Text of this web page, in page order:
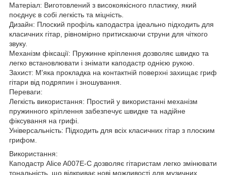
Матеріал: Виготовлений з високоякісного пластику, який
поєднує в собі легкість та міцність.
Дизайн: Плоский профіль каподастра ідеально підходить для
класичних гітар, рівномірно притискаючи струни для чіткого
звуку.
Механізм фіксації: Пружинне кріплення дозволяє швидко та
легко встановлювати і знімати каподастр однією рукою.
Захист: М'яка прокладка на контактній поверхні захищає гриф
гітари від подряпин і зношування.
Переваги:
Легкість використання: Простий у використанні механізм
пружинного кріплення забезпечує швидке та надійне
фіксування на грифі.
Універсальність: Підходить для всіх класичних гітар з плоским
грифом.
Використання:
Каподастр Alice A007E-C дозволяє гітаристам легко змінювати
тональність, що відкриває нові можливості для музичних